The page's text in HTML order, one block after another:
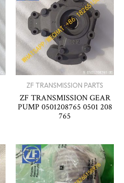
ZF TRANSMISSION PARTS
ZF TRANSMISSION GEAR
PUMP 0501208765 0501 208
765